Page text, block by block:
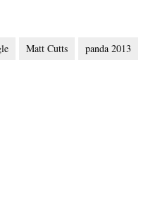
Matt Cutts panda 2013